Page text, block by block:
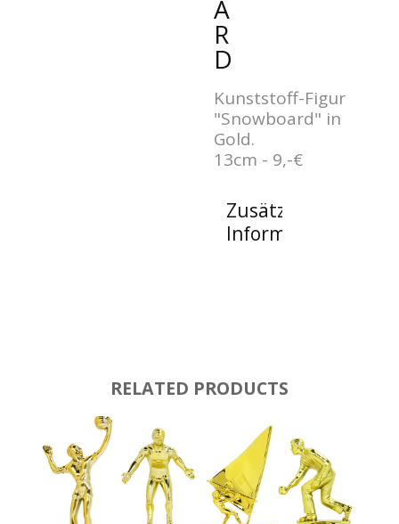
A
R
D
Kunststoff-Figur
"Snowboard" in
Gold.
13cm - 9,-€
Zusätzliche
Informationen
RELATED PRODUCTS